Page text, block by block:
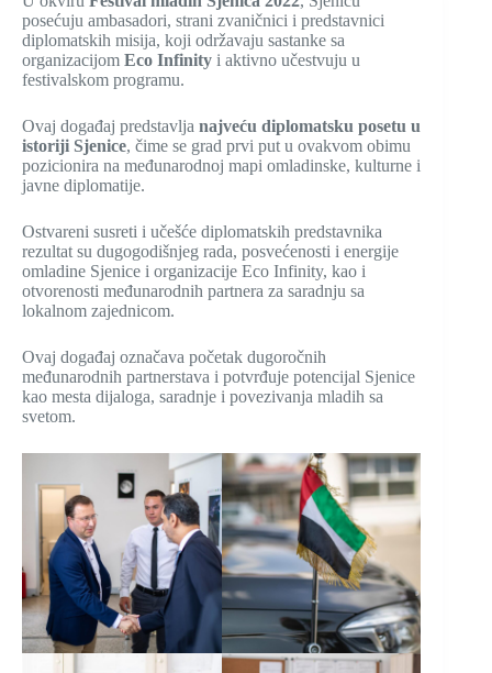
posećuju ambasadori, strani zvaničnici i predstavnici
diplomatskih misija, koji održavaju sastanke sa
organizacijom Eco Infinity i aktivno učestvuju u
festivalskom programu.
Ovaj događaj predstavlja najveću diplomatsku posetu u
istoriji Sjenice, čime se grad prvi put u ovakvom obimu
pozicionira na međunarodnoj mapi omladinske, kulturne i
javne diplomatije.
Ostvareni susreti i učešće diplomatskih predstavnika
rezultat su dugogodišnjeg rada, posvećenosti i energije
omladine Sjenice i organizacije Eco Infinity, kao i
otvorenosti međunarodnih partnera za saradnju sa
lokalnom zajednicom.
Ovaj događaj označava početak dugoročnih
međunarodnih partnerstava i potvrđuje potencijal Sjenice
kao mesta dijaloga, saradnje i povezivanja mladih sa
svetom.